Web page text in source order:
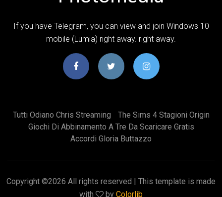
If you have Telegram, you can view and join Windows 10
mobile (Lumia) right away. right away.
Tutti Odiano Chris Streaming
The Sims 4 Stagioni Origin
Giochi Di Abbinamento A Tre Da Scaricare Gratis
Accordi Gloria Buttazzo
Copyright ©2026 All rights reserved | This template is made
with
by Colorlib